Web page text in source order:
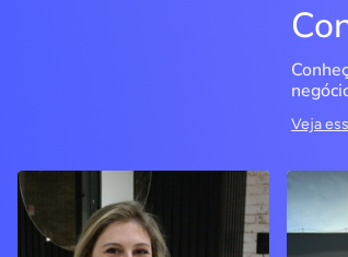
Veja
Delucci
Bento Gonçalves / RS
Ltda